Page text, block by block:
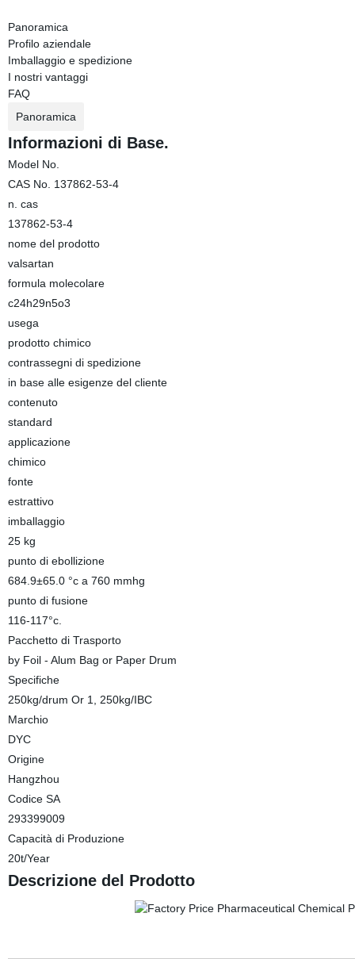
Panoramica
Profilo aziendale
Imballaggio e spedizione
I nostri vantaggi
FAQ
Panoramica
Informazioni di Base.
Model No.
CAS No. 137862-53-4
n. cas
137862-53-4
nome del prodotto
valsartan
formula molecolare
c24h29n5o3
usega
prodotto chimico
contrassegni di spedizione
in base alle esigenze del cliente
contenuto
standard
applicazione
chimico
fonte
estrattivo
imballaggio
25 kg
punto di ebollizione
684.9±65.0 °c a 760 mmhg
punto di fusione
116-117°c.
Pacchetto di Trasporto
by Foil - Alum Bag or Paper Drum
Specifiche
250kg/drum Or 1, 250kg/IBC
Marchio
DYC
Origine
Hangzhou
Codice SA
293399009
Capacità di Produzione
20t/Year
Descrizione del Prodotto